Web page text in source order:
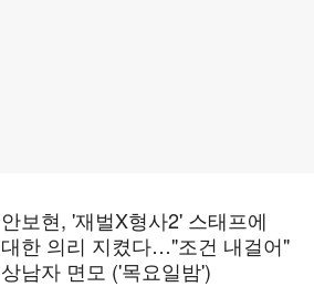
안보현, '재벌X형사2' 스태프에
대한 의리 지켰다…"조건 내걸어"
상남자 면모 ('목요일밤')